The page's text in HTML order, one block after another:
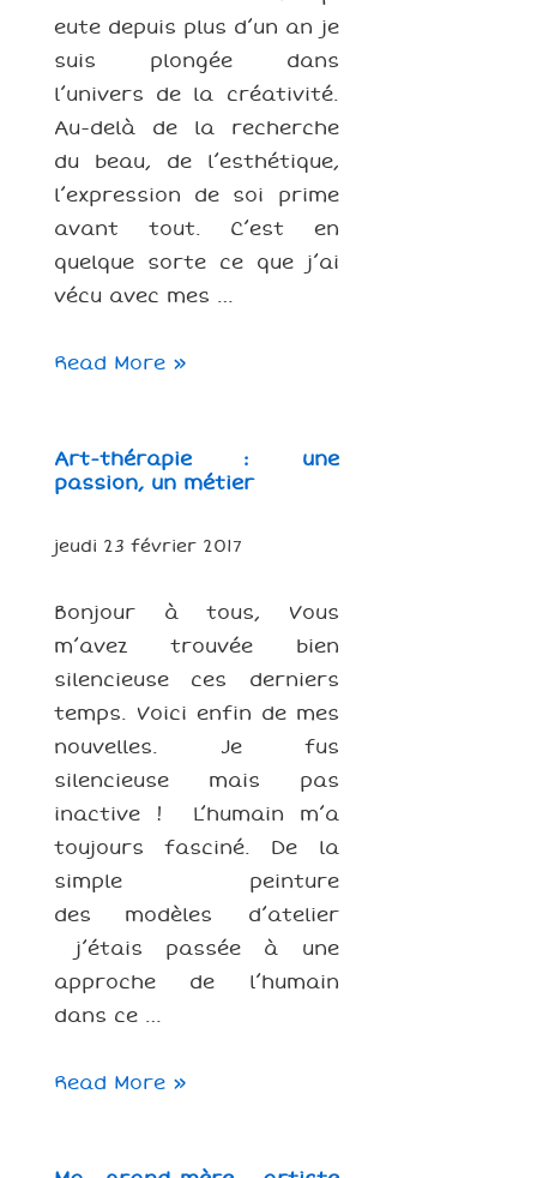
eute depuis plus d’un an je
suis plongée dans
l’univers de la créativité.
Au-delà de la recherche
du beau, de l’esthétique,
l’expression de soi prime
avant tout. C’est en
quelque sorte ce que j’ai
vécu avec mes …
Créativité
thérapie
Read More »
Art-thérapie : une
passion, un métier
jeudi 23 février 2017
Bonjour à tous, Vous
m’avez trouvée bien
silencieuse ces derniers
temps. Voici enfin de mes
nouvelles. Je fus
silencieuse mais pas
inactive ! L’humain m’a
toujours fasciné. De la
simple peinture
des modèles d’atelier
j’étais passée à une
approche de l’humain
dans ce …
Art-
Read More »